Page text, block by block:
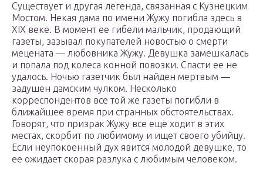
Существует и другая легенда, связанная с Кузнецким
Мостом. Некая дама по имени Жужу погибла здесь в
XIX веке. В момент ее гибели мальчик, продающий
газеты, зазывал покупателей новостью о смерти
мецената — любовника Жужу. Девушка замешкалась
и попала под колеса конной повозки. Спасти ее не
удалось. Ночью газетчик был найден мертвым —
задушен дамским чулком. Несколько
корреспондентов все той же газеты погибли в
ближайшее время при странных обстоятельствах.
Говорят, что призрак Жужу все еще ходит в этих
местах, скорбит по любимому и ищет своего убийцу.
Если неупокоенный дух явится молодой девушке, то
ее ожидает скорая разлука с любимым человеком.